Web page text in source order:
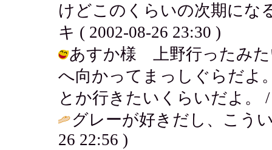
けどこのくらいの次期にな
キ ( 2002-08-26 23:30 )
あすか様 上野行ったみた
へ向かってまっしぐらだよ
とか行きたいくらいだよ。
グレーが好きだし、こう
26 22:56 )